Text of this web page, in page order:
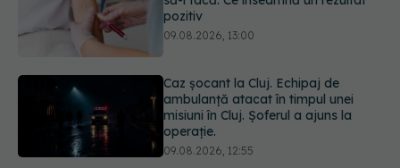
misiuni în Cluj. Șoferul a ajuns la
operație.
Mai trebuie să numărăm caloriile ca
să slăbim? Ce se schimbă în era
medicamentelor GLP-1
09.08.2026, 12:00